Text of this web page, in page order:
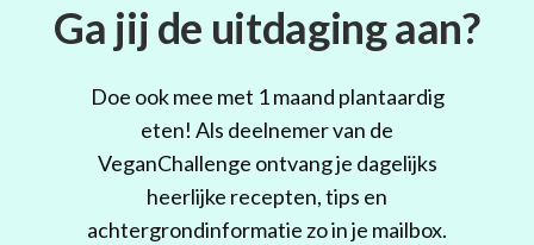
Ga jij de uitdaging aan?
Doe ook mee met 1 maand plantaardig
eten! Als deelnemer van de
VeganChallenge ontvang je dagelijks
heerlijke recepten, tips en
achtergrondinformatie zo in je mailbox.